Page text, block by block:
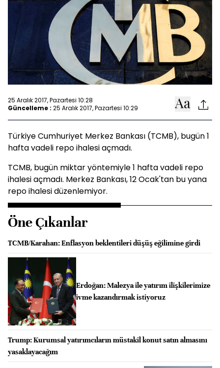
25 Aralık 2017, Pazartesi 10:28
Güncelleme : 25 Aralık 2017, Pazartesi 10:29
Türkiye Cumhuriyet Merkez Bankası (TCMB), bugün 1
hafta vadeli repo ihalesi açmadı.
TCMB, bugün miktar yöntemiyle 1 hafta vadeli repo
ihalesi açmadı. Merkez Bankası, 12 Ocak'tan bu yana
repo ihalesi düzenlemiyor.
Öne Çıkanlar
TCMB/Karahan: Enflasyon beklentileri düşüş eğilimine girdi
Erdoğan: Malezya ile yatırım ilişkilerimize
ivme kazandırmak istiyoruz
Trump: Kurumsal yatırımcıların müstakil konut satın almasını
yasaklayacağım